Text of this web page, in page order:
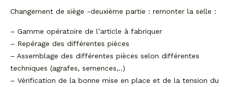
Changement de siège -deuxième partie : remonter la selle :
– Gamme opératoire de l’article à fabriquer
– Repérage des différentes pièces
– Assemblage des différentes pièces selon différentes
techniques (agrafes, semences,..)
– Vérification de la bonne mise en place et de la tension du